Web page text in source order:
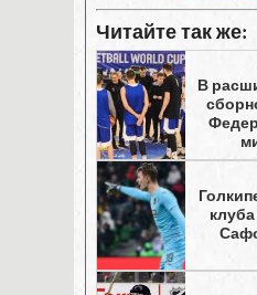
Читайте так же:
В